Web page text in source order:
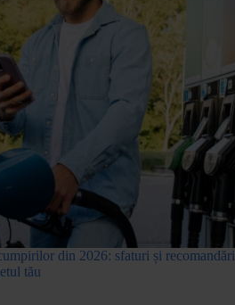
din 2026: sfaturi și recomandări
tău